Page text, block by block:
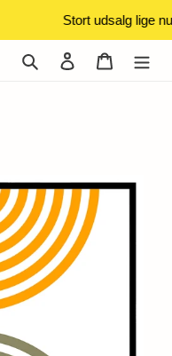
Stort udsalg lige
Log ind